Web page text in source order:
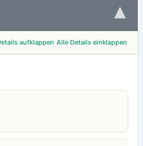
▾
aufklappen Alle Details einklappen